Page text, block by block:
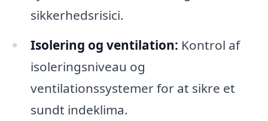
sikkerhedsrisici.
Isolering og ventilation: Kontrol af
isoleringsniveau og
ventilationssystemer for at sikre et
sundt indeklima.